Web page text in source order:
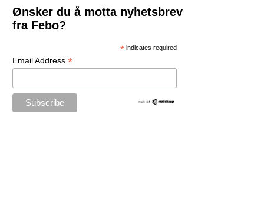
Ønsker du å motta nyhetsbrev
fra Febo?
* indicates required
Email Address *